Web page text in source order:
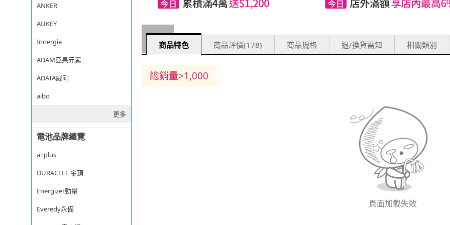
ANKER
AUKEY
Innergie
ADAM亞果元素
ADATA威剛
aibo
更多
電池品牌總覽
a+plus
DURACELL 金頂
Energizer勁量
Everedy永備
商品特色 商品評價(178) 商品規格 退/換貨需知 相關類別
總銷量>1,000
頁面加載失敗